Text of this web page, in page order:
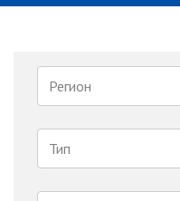
Регион
Тип